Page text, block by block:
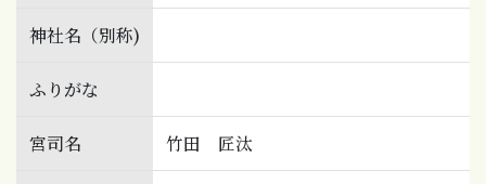
神社名（別称)
ふりがな
宮司名 竹田 匠汰